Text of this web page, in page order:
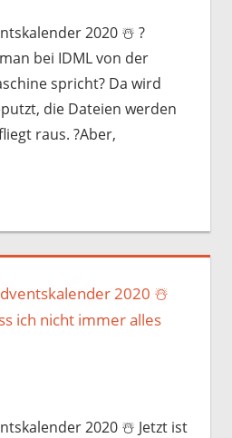
2020 ☃️️ ?
bei IDML von der
spricht? Da wird
die Dateien werden
raus. ?Aber,
2020 ☃️️ Jetzt ist